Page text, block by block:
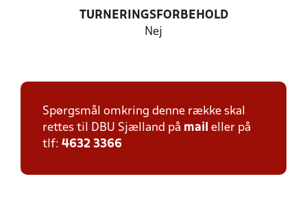
TURNERINGSFORBEHOLD
Nej
Spørgsmål omkring denne række skal
rettes til DBU Sjælland på mail eller på
tlf: 4632 3366